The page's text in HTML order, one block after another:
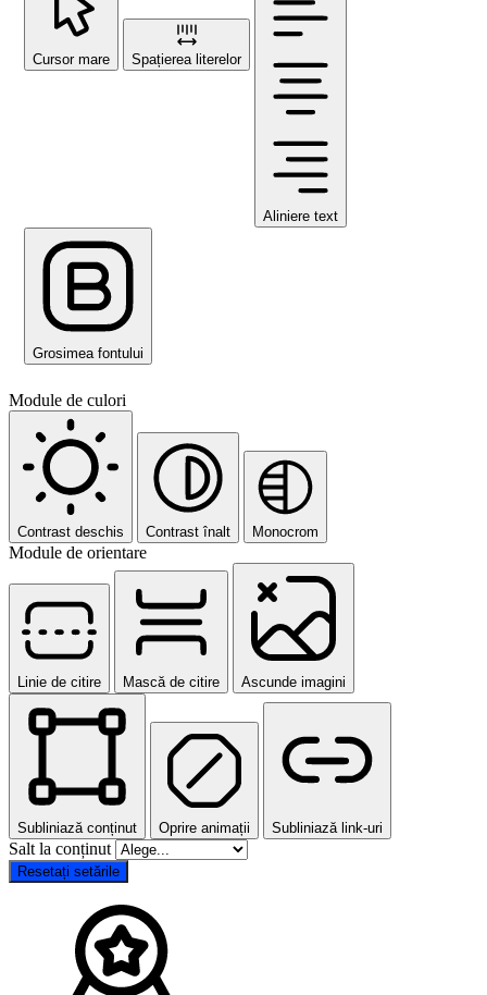
Cursor mare Spațierea literelor
Aliniere text
Grosimea fontului
Module de culori
Contrast deschis Contrast înalt Monocrom
Module de orientare
Linie de citire Mască de citire Ascunde imagini
Subliniază conținut Oprire animații Subliniază link-uri
Salt la conținut
Resetați setările